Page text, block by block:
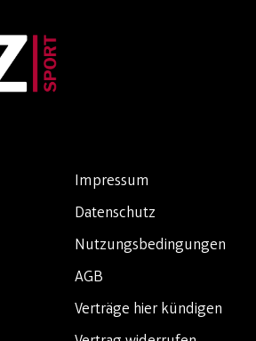
Impressum
Datenschutz
Nutzungsbedingungen
AGB
Verträge hier kündigen